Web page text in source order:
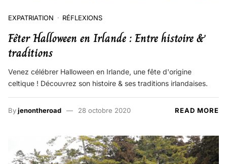
EXPATRIATION RÉFLEXIONS
Fêter Halloween en Irlande : Entre histoire &
traditions
Venez célébrer Halloween en Irlande, une fête d'origine
celtique ! Découvrez son histoire & ses traditions irlandaises.
Byjenontheroad 28 octobre 2020 READ MORE